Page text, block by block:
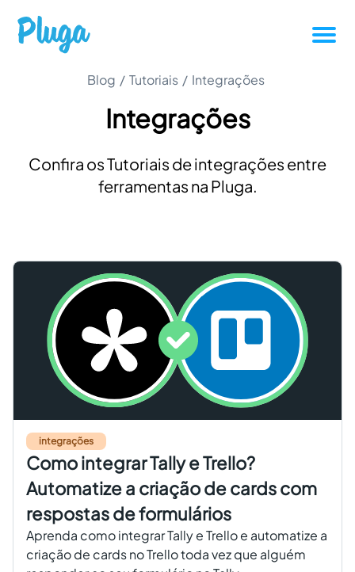
Tutoriais
Produtividade
Novidades da Pluga
Outros
Entrar
Criar conta grátis
PT
Blog / Tutoriais / Integrações
Integrações
Confira os Tutoriais de integrações entre
ferramentas na Pluga.
integrações
Como integrar Tally e Trello?
Automatize a criação de cards com
respostas de formulários
Aprenda como integrar Tally e Trello e automatize a
criação de cards no Trello toda vez que alguém